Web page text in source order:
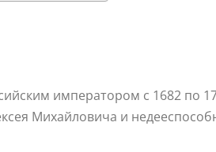
императором с 1682 по
Михайловича и